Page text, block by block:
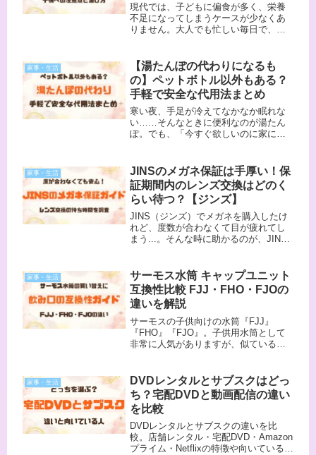
現代では、子どもに偏食が多く、栄養
不足になってしまうケースが少なくあ
りません。大人でも忙しい毎日で、食
便利なのが、手軽に栄養を補える「サ
プリメント」です。特にグミタイプは
お...
家事・生活
【湯たんぽの代わりになるも
の】ペットボトル以外もある？
手軽で安全な代用法まとめ
寒い夜、手足が冷えてなかなか眠れな
い……そんなときに便利なのが湯たん
ぽ。でも、「今すぐ欲しいのに家にな
アイテムでも代用できます。この記事
では、ペットボトルをはじめとしたす
ぐ...
家事・生活
JINSのメガネ保証は手厚い！保
証期間内のレンズ交換はどのく
らい待つ？【ジンズ】
JINS（ジンズ）でメガネを購入したけ
れど、度数が合わなくて目が疲れてし
まう...。そんな時に助かるのが、JINS
をしてみた体験談と、気になる待ち時
間について詳しくお伝えし...
家事・生活
サーモス水筒 キャップユニット
互換性比較 FJJ・FHO・FJOの
違いを解説
サーモスの子供向けの水筒『FJJ』
『FHO』『FJO』。子供用水筒として
非常に人気がありますが、似ている形
か？この記事では、FJJ、FHO、FJOの
飲み口互換性について詳しく...
家事・生活
DVDレンタルとサブスクはどっ
ち？宅配DVDと動画配信の違い
を比較
DVDレンタルとサブスクの違いを比
較。店舗レンタル・宅配DVD・Amazon
プライム・Netflixの特徴や向いている人